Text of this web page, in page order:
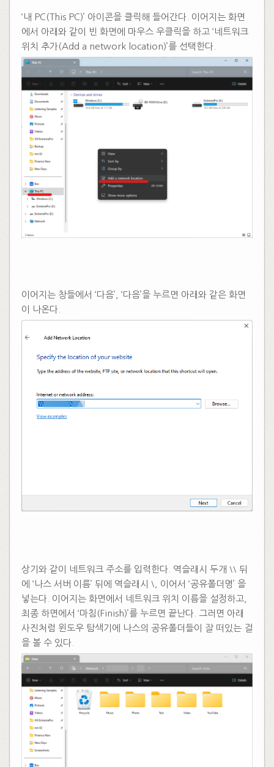
‘내 PC(This PC)’ 아이콘을 클릭해 들어간다. 이어지는 화면
에서 아래와 같이 빈 화면에 마우스 우클릭을 하고 ‘네트워크
위치 추가(Add a network location)’를 선택한다.
이어지는 창들에서 ‘다음’, ‘다음’을 누르면 아래와 같은 화면
이 나온다.
상기와 같이 네트워크 주소를 입력한다. 역슬래시 두개 ⧵⧵ 뒤
에 ‘나스 서버 이름’ 뒤에 역슬래시 ⧵, 이어서 ‘공유폴더명’ 을
넣는다. 이어지는 화면에서 네트워크 위치 이름을 설정하고,
최종 하면에서 ‘마침(Finish)’를 누르면 끝난다. 그러면 아래
사진처럼 윈도우 탐색기에 나스의 공유폴더들이 잘 떠있는 걸
을 볼 수 있다.